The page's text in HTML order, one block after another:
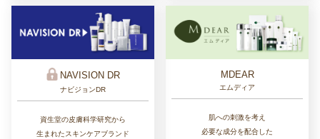
NAVISION DR
ナビジョンDR
資生堂の皮膚科学研究から
生まれたスキンケアブランド
MDEAR
エムディア
肌への刺激を考え
必要な成分を配合した